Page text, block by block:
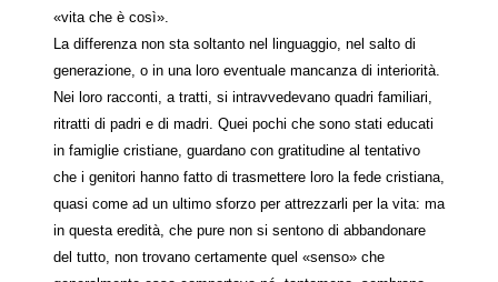
«vita che è così».
La differenza non sta soltanto nel linguaggio, nel salto di
generazione, o in una loro eventuale mancanza di interiorità.
Nei loro racconti, a tratti, si intravvedevano quadri familiari,
ritratti di padri e di madri. Quei pochi che sono stati educati
in famiglie cristiane, guardano con gratitudine al tentativo
che i genitori hanno fatto di trasmettere loro la fede cristiana,
quasi come ad un ultimo sforzo per attrezzarli per la vita: ma
in questa eredità, che pure non si sentono di abbandonare
del tutto, non trovano certamente quel «senso» che